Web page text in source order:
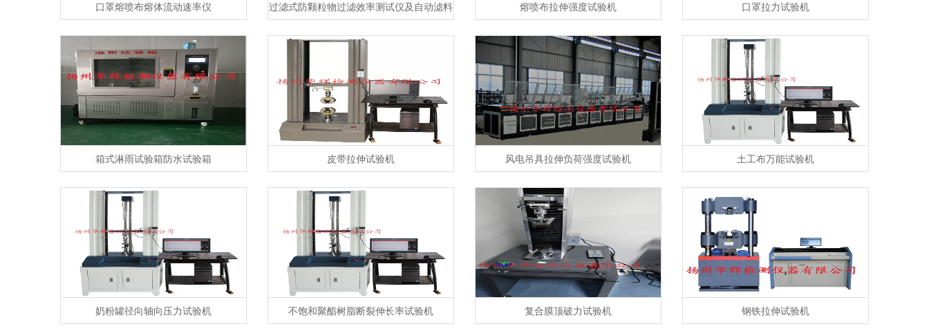
口罩熔喷布熔体流动速率仪 过滤式防颗粒物过滤效率测试仪及自动滤料
测试台
熔喷布拉伸强度试验机 口罩拉力试验机
箱式淋雨试验箱防水试验箱 皮带拉伸试验机 风电吊具拉伸负荷强度试验机 土工布万能试验机
奶粉罐径向轴向压力试验机 不饱和聚酯树脂断裂伸长率试验机 复合膜顶破力试验机 钢铁拉伸试验机